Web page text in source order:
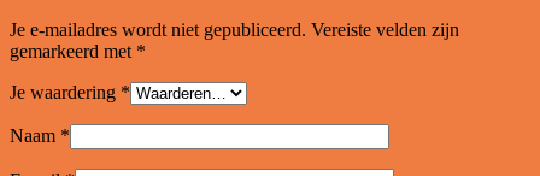
Je e-mailadres wordt niet gepubliceerd. Vereiste velden zijn
gemarkeerd met *
Je waardering *
Naam *